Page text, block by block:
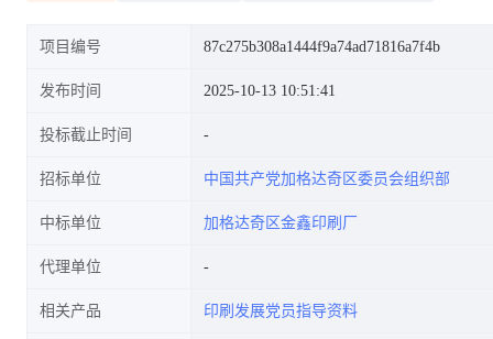
项目编号 87c275b308a1444f9a74ad71816a7f4b
发布时间 2025-10-13 10:51:41
投标截止时间
招标单位 中国共产党加格达奇区委员会组织部
中标单位 加格达奇区金鑫印刷厂
代理单位
相关产品 印刷发展党员指导资料